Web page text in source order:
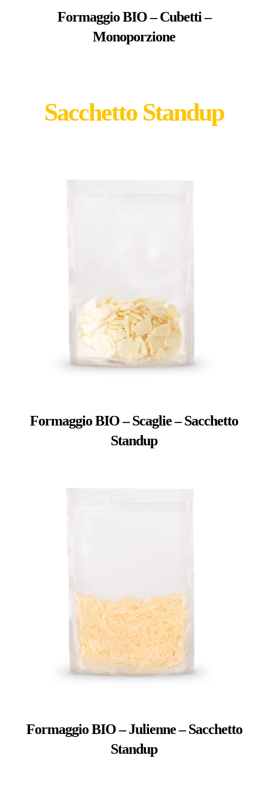
Formaggio BIO – Cubetti –
Monoporzione
Sacchetto Standup
Formaggio BIO – Scaglie – Sacchetto
Standup
Formaggio BIO – Julienne – Sacchetto
Standup